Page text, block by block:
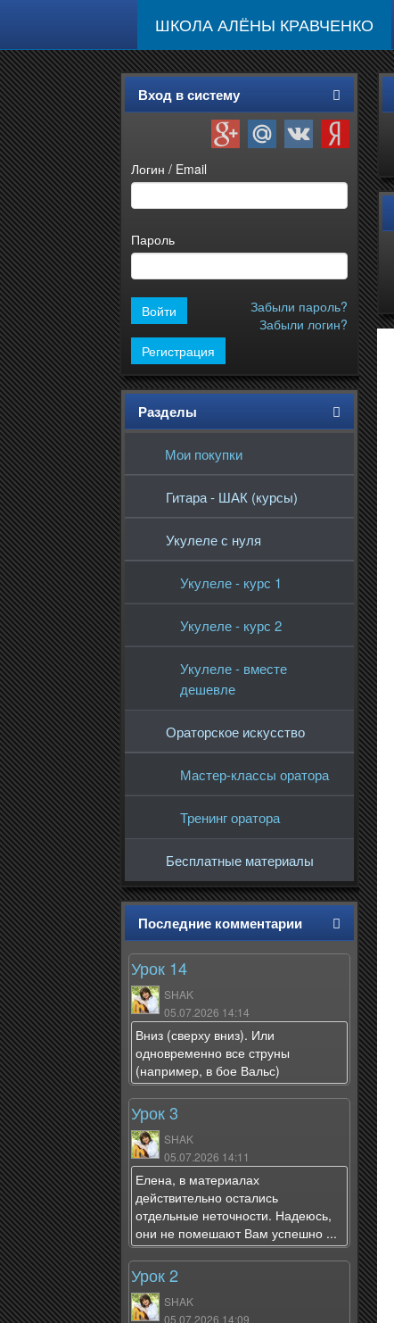
ШКОЛА АЛЁНЫ КРАВЧЕНКО
Вход в систему
Логин / Email
Пароль
Забыли пароль?
Забыли логин?
Регистрация
Разделы
Мои покупки
Гитара - ШАК (курсы)
Укулеле с нуля
Укулеле - курс 1
Укулеле - курс 2
Укулеле - вместе
дешевле
Ораторское искусство
Мастер-классы оратора
Тренинг оратора
Бесплатные материалы
Последние комментарии
Урок 14
SHAK
05.07.2026 14:14
Вниз (сверху вниз). Или
одновременно все струны
(например, в бое Вальс)
Урок 3
SHAK
05.07.2026 14:11
Елена, в материалах
действительно остались
отдельные неточности. Надеюсь,
они не помешают Вам успешно ...
Урок 2
SHAK
05.07.2026 14:09